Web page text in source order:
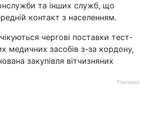
та інших служб, що
контакт з населенням.
чергові поставки тест-
медичних засобів з-за кордону,
закупівля вітчизняних
Реклама